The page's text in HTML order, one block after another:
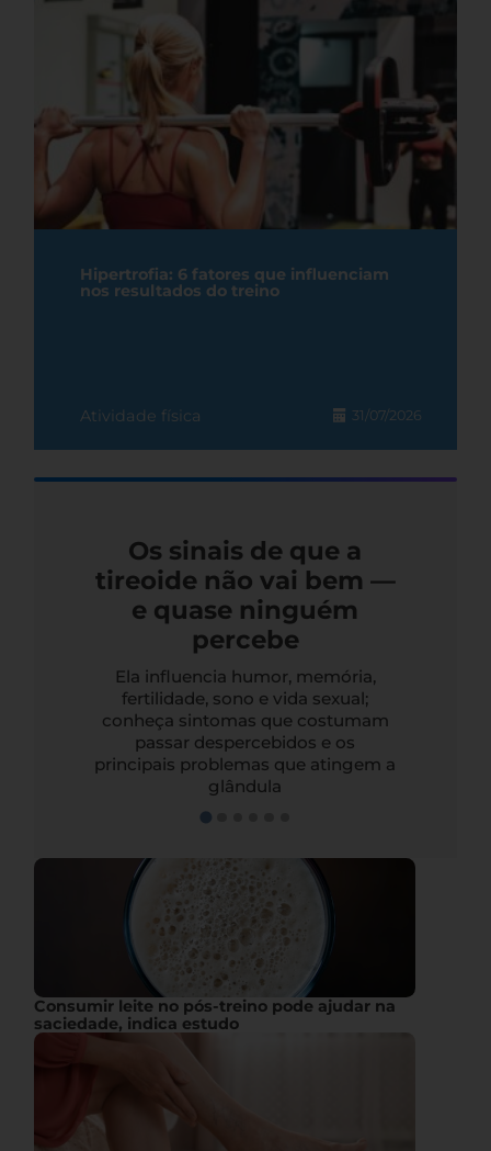
Hipertrofia: 6 fatores que influenciam
nos resultados do treino
Atividade física 31/07/2026
Os sinais de que a
tireoide não vai bem —
e quase ninguém
percebe
Ela influencia humor, memória,
fertilidade, sono e vida sexual;
conheça sintomas que costumam
passar despercebidos e os
principais problemas que atingem a
glândula
Consumir leite no pós-treino pode ajudar na
saciedade, indica estudo